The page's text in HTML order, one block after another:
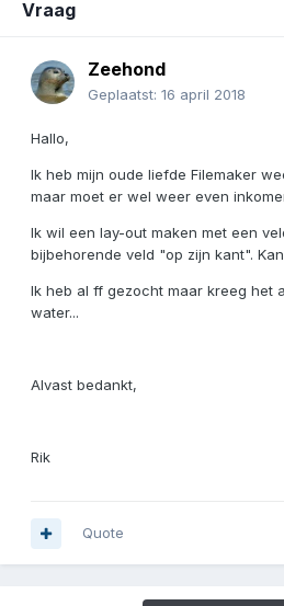
Vraag
Zeehond
Geplaatst: 16 april 2018
Hallo,
Ik heb mijn oude liefde Filemaker
maar moet er wel weer even
Ik wil een lay-out maken met een
bijbehorende veld "op zijn kant".
Ik heb al ff gezocht maar kreeg het
water...
Alvast bedankt,
Rik
Quote